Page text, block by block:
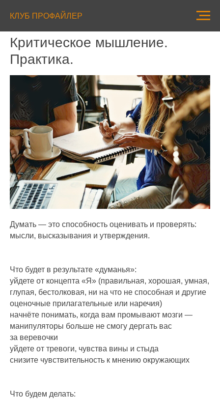
КЛУБ ПРОФАЙЛЕР
Критическое мышление.
Практика.
Думать — это способность оценивать и проверять:
мысли, высказывания и утверждения.
Что будет в результате «думанья»:
уйдете от концепта «Я» (правильная, хорошая, умная,
глупая, бестолковая, ни на что не способная и другие
оценочные прилагательные или наречия)
начнёте понимать, когда вам промывают мозги —
манипуляторы больше не смогу дергать вас
за веревочки
уйдете от тревоги, чувства вины и стыда
снизите чувствительность к мнению окружающих
Что будем делать: